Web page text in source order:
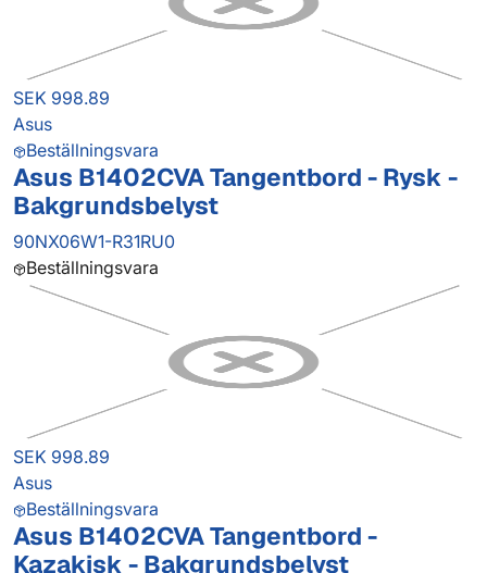
SEK 998.89
Asus
Beställningsvara
Asus B1402CVA Tangentbord - Rysk -
Bakgrundsbelyst
90NX06W1-R31RU0
Beställningsvara
SEK 998.89
Asus
Beställningsvara
Asus B1402CVA Tangentbord -
Kazakisk - Bakgrundsbelyst